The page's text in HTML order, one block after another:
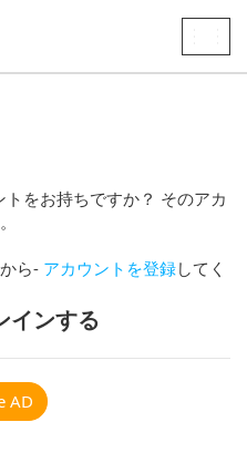
トをお持ちですか？ そのアカ
ら- アカウントを登録してく
インする
AD